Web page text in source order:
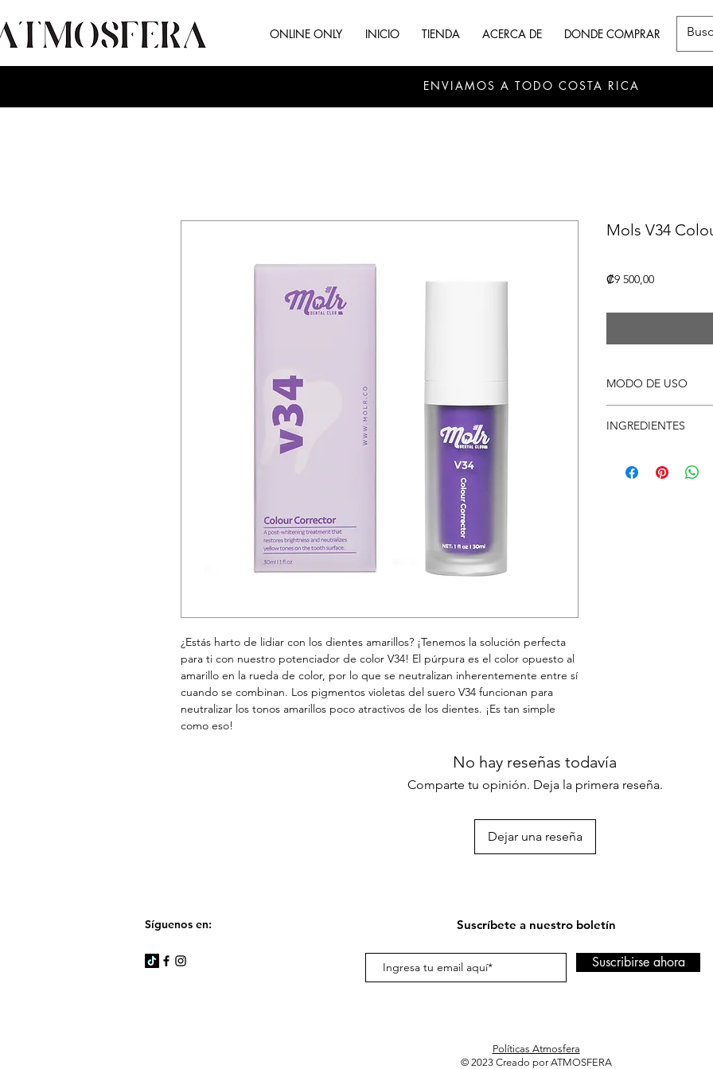
ONLINE ONLY INICIO TIENDA ACERCA DE DONDE COMPRAR
ENVIAMOS A TODO COSTA RICA
¿Estás harto de lidiar con los dientes amarillos? ¡Tenemos la solución perfecta
para ti con nuestro potenciador de color V34! El púrpura es el color opuesto al
amarillo en la rueda de color, por lo que se neutralizan inherentemente entre sí
cuando se combinan. Los pigmentos violetas del suero V34 funcionan para
neutralizar los tonos amarillos poco atractivos de los dientes. ¡Es tan simple
como eso!
Mols V34
₡9 500,00Precio
MODO DE USO
durante 2 minutos.
INGREDIENTES
Polysorbate 80,
No hay reseñas todavía
Comparte tu opinión. Deja la primera reseña.
Dejar una reseña
Síguenos en: Suscríbete a nuestro boletín
Suscribirse ahora
Políticas Atmosfera
© 2023 Creado por ATMOSFERA